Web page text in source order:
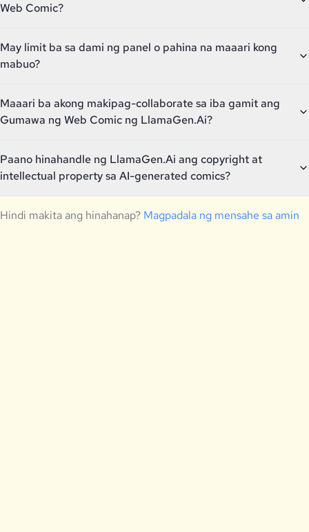
Web Comic?
May limit ba sa dami ng panel o pahina na maaari kong
mabuo?
Maaari ba akong makipag-collaborate sa iba gamit ang
Gumawa ng Web Comic ng LlamaGen.Ai?
Paano hinahandle ng LlamaGen.Ai ang copyright at
intellectual property sa AI-generated comics?
Hindi makita ang hinahanap? Magpadala ng mensahe sa amin